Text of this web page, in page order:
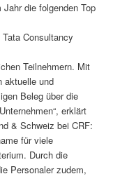
die folgenden Top
Consultancy
Teilnehmern. Mit
aktuelle und
Beleg über die
erklärt
& Schweiz bei CRF:
für viele
Durch die
Personaler zudem,